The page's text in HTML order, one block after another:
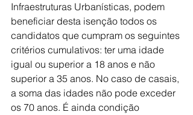
Infraestruturas Urbanísticas, podem
beneficiar desta isenção todos os
candidatos que cumpram os seguintes
critérios cumulativos: ter uma idade
igual ou superior a 18 anos e não
superior a 35 anos. No caso de casais,
a soma das idades não pode exceder
os 70 anos. É ainda condição